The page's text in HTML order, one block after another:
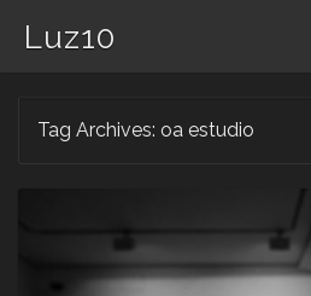
Luz10
Tag Archives: oa estudio